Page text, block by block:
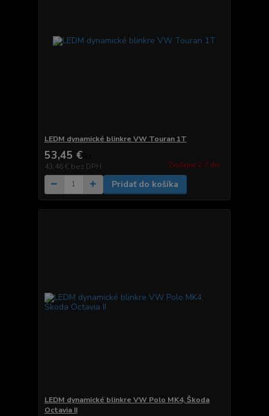
LEDM dynamické blinkre VW Touran 1T
53,45 €
43,46 € bez DPH Zvyčajne 2-7 dni.
Pridať do košíka
LEDM dynamické blinkre VW Polo MK4, Škoda
Octavia II